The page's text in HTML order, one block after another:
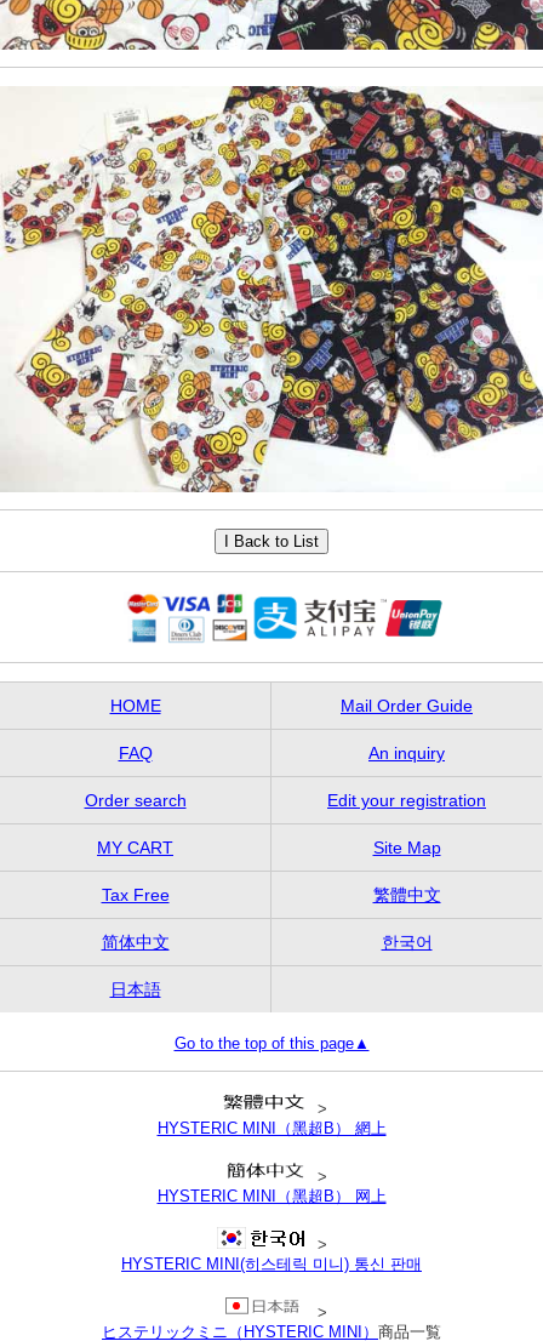
HOME Mail Order Guide
FAQ An inquiry
Order search Edit your registration
MY CART Site Map
Tax Free 繁體中文
简体中文 한국어
日本語
Go to the top of this page▲
>
HYSTERIC MINI（黑超B） 網上
>
HYSTERIC MINI（黑超B） 网上
>
HYSTERIC MINI(히스테릭 미니) 통신 판매
>
ヒステリックミニ（HYSTERIC MINI） 商品一覧